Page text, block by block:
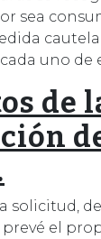
sea
uno de
de
solicitud,
el